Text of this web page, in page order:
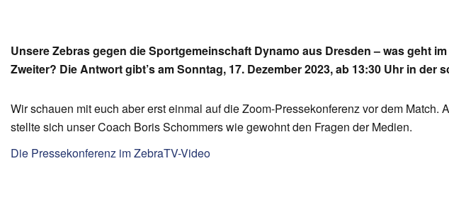
Unsere Zebras gegen die Sportgemeinschaft Dynamo aus Dresden – was geht
Zweiter? Die Antwort gibt’s am Sonntag, 17. Dezember 2023, ab 13:30 Uhr in der
Wir schauen mit euch aber erst einmal auf die Zoom-Pressekonferenz vor dem Match.
stellte sich unser Coach Boris Schommers wie gewohnt den Fragen der Medien.
Die Pressekonferenz im ZebraTV-Video